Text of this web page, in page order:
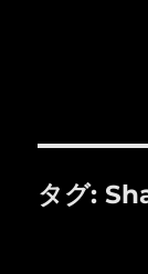
タグ: